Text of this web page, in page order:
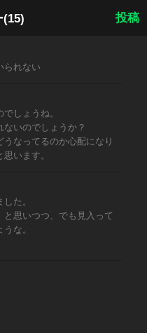
(15) 投稿
られない
しょうね。
いのでしょうか？
なってるのか心配になり
います。
た。
と思いつつ、でも見入って
な。